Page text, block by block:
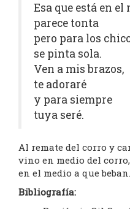
Esa que está en el
parece tonta
pero para los
se pinta sola.
Ven a mis brazos,
te adoraré
y para siempre
tuya seré.
Al remate del corro y
vino en medio del
en el medio a que beban.
Bibliografía: